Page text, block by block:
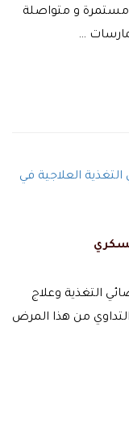
مستمرة و متواصلة
…
التغذية وعلاج
من هذا المرض